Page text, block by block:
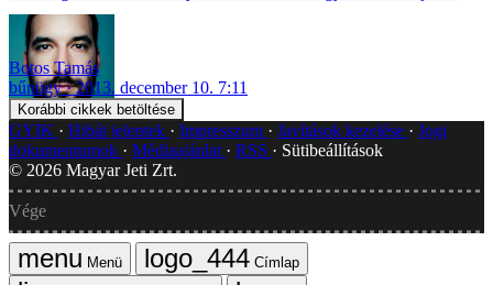
Botos Tamás
bűnügy
2013. december 10. 7:11
Korábbi cikkek betöltése
GYIK Hibát jelentek Impresszum Javítások kezelése
Jogi
dokumentumok
Médiaajánlat RSS
Sütibeállítások
© 2026 Magyar Jeti Zrt.
Vége
Menü
Címlap